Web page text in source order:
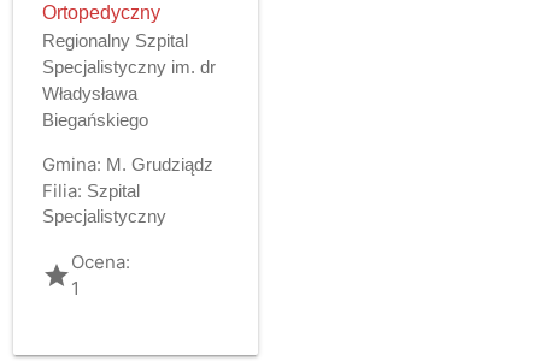
Ortopedyczny
Regionalny Szpital
Specjalistyczny im. dr
Władysława
Biegańskiego
Gmina: M. Grudziądz
Filia: Szpital
Specjalistyczny
gradeOcena:
1